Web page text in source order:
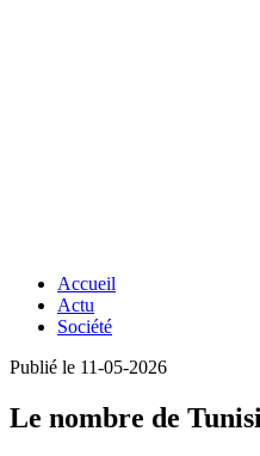
Accueil
Actu
Société
Publié le 11-05-2026
Le nombre de